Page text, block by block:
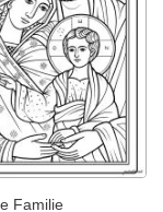
Familie